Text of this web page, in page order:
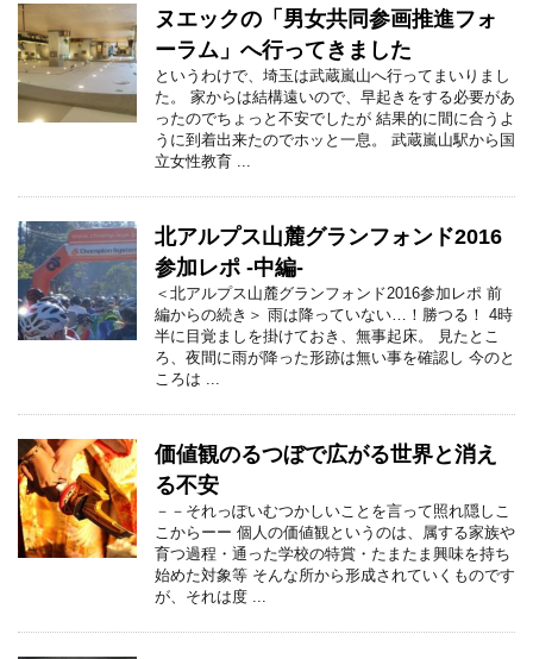
ヌエックの「男女共同参画推進フォ
ーラム」へ行ってきました
というわけで、埼玉は武蔵嵐山へ行ってまいりまし
た。 家からは結構遠いので、早起きをする必要があ
ったのでちょっと不安でしたが 結果的に間に合うよ
うに到着出来たのでホッと一息。 武蔵嵐山駅から国
立女性教育 ...
北アルプス山麓グランフォンド2016
参加レポ -中編-
＜北アルプス山麓グランフォンド2016参加レポ 前
編からの続き＞ 雨は降っていない…！勝つる！ 4時
半に目覚ましを掛けておき、無事起床。 見たとこ
ろ、夜間に雨が降った形跡は無い事を確認し 今のと
ころは ...
価値観のるつぼで広がる世界と消え
る不安
－－それっぽいむつかしいことを言って照れ隠しこ
こからーー 個人の価値観というのは、属する家族や
育つ過程・通った学校の特賞・たまたま興味を持ち
始めた対象等 そんな所から形成されていくものです
が、それは度 ...